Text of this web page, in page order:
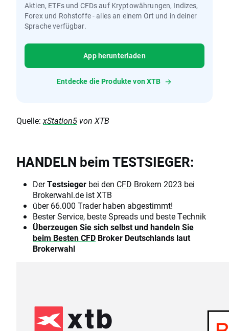
Aktien, ETFs und CFDs auf Kryptowährungen, Indizes,
Forex und Rohstoffe - alles an einem Ort und in deiner
Sprache verfügbar.
App herunterladen
Entdecke die Produkte von XTB
Quelle:xStation5 von XTB
HANDELN beim TESTSIEGER:
DerTestsieger bei den CFD Brokern 2023 bei
Brokerwahl.de ist XTB
über 66.000 Trader haben abgestimmt!
Bester Service, beste Spreads und beste Technik
Überzeugen Sie sich selbst und handeln Sie
beim BestenCFD Broker Deutschlands laut
Brokerwahl